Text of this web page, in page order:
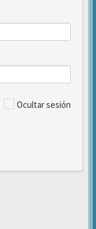
Ocultar sesión